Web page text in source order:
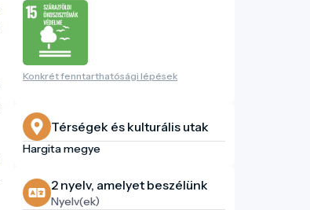
Konkrét fenntarthatósági lépések
Térségek és kulturális utak
Hargita megye
2 nyelv, amelyet beszélünk
Nyelv(ek)